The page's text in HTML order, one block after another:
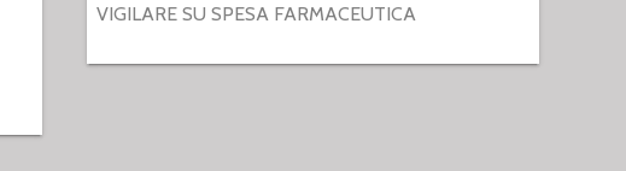
VIGILARE SU SPESA FARMACEUTICA